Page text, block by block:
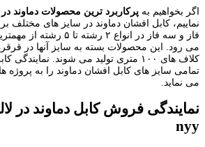
اگر بخواهیم به پرکاربرد ترین محصولات دماوند
نماییم، کابل افشان دماوند در سایز های مختلف
فاز و سه فاز در انواع ۲
کلاف های ۱۰۰ متری تولید می شوند.
تمامی سایز های کابل افشان دماوند را به
می نماید.
نمایندگی فروش کابل دماوند در
nyy